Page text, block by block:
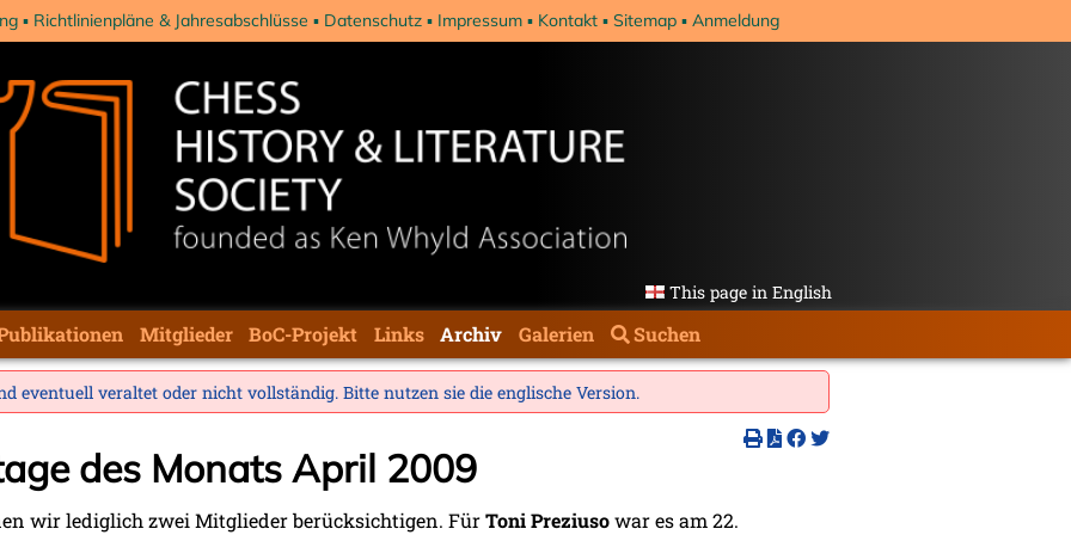
Richtlinienpläne & Jahresabschlüsse Datenschutz Impressum Kontakt Sitemap Anmeldung
This page in English
Mitglieder BoC-Projekt Links Archiv Galerien Suchen
eventuell veraltet oder nicht vollständig. Bitte nutzen sie die englische Version.
des Monats April 2009
wir lediglich zwei Mitglieder berücksichtigen. FürToni Preziusowar es am 22.